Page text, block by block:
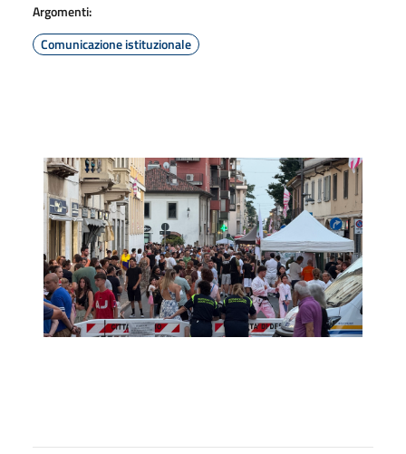
Argomenti:
Comunicazione istituzionale